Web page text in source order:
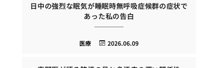
日中の強烈な眠気が睡眠時無呼吸症候群の症状で
あった私の告白
2026.06.09
医療